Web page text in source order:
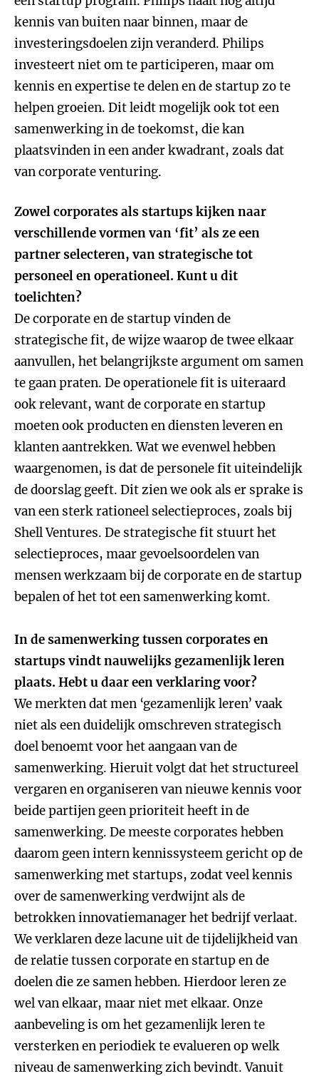
kennis van buiten naar binnen, maar de
investeringsdoelen zijn veranderd. Philips
investeert niet om te participeren, maar om
kennis en expertise te delen en de startup zo te
helpen groeien. Dit leidt mogelijk ook tot een
samenwerking in de toekomst, die kan
plaatsvinden in een ander kwadrant, zoals dat
van corporate venturing.
Zowel corporates als startups kijken naar
verschillende vormen van ‘fit’ als ze een
partner selecteren, van strategische tot
personeel en operationeel. Kunt u dit
toelichten?
De corporate en de startup vinden de
strategische fit, de wijze waarop de twee elkaar
aanvullen, het belangrijkste argument om samen
te gaan praten. De operationele fit is uiteraard
ook relevant, want de corporate en startup
moeten ook producten en diensten leveren en
klanten aantrekken. Wat we evenwel hebben
waargenomen, is dat de personele fit uiteindelijk
de doorslag geeft. Dit zien we ook als er sprake is
van een sterk rationeel selectieproces, zoals bij
Shell Ventures. De strategische fit stuurt het
selectieproces, maar gevoelsoordelen van
mensen werkzaam bij de corporate en de startup
bepalen of het tot een samenwerking komt.
In de samenwerking tussen corporates en
startups vindt nauwelijks gezamenlijk leren
plaats. Hebt u daar een verklaring voor?
We merkten dat men ‘gezamenlijk leren’ vaak
niet als een duidelijk omschreven strategisch
doel benoemt voor het aangaan van de
samenwerking. Hieruit volgt dat het structureel
vergaren en organiseren van nieuwe kennis voor
beide partijen geen prioriteit heeft in de
samenwerking. De meeste corporates hebben
daarom geen intern kennissysteem gericht op de
samenwerking met startups, zodat veel kennis
over de samenwerking verdwijnt als de
betrokken innovatiemanager het bedrijf verlaat.
We verklaren deze lacune uit de tijdelijkheid van
de relatie tussen corporate en startup en de
doelen die ze samen hebben. Hierdoor leren ze
wel van elkaar, maar niet met elkaar. Onze
aanbeveling is om het gezamenlijk leren te
versterken en periodiek te evalueren op welk
niveau de samenwerking zich bevindt. Vanuit